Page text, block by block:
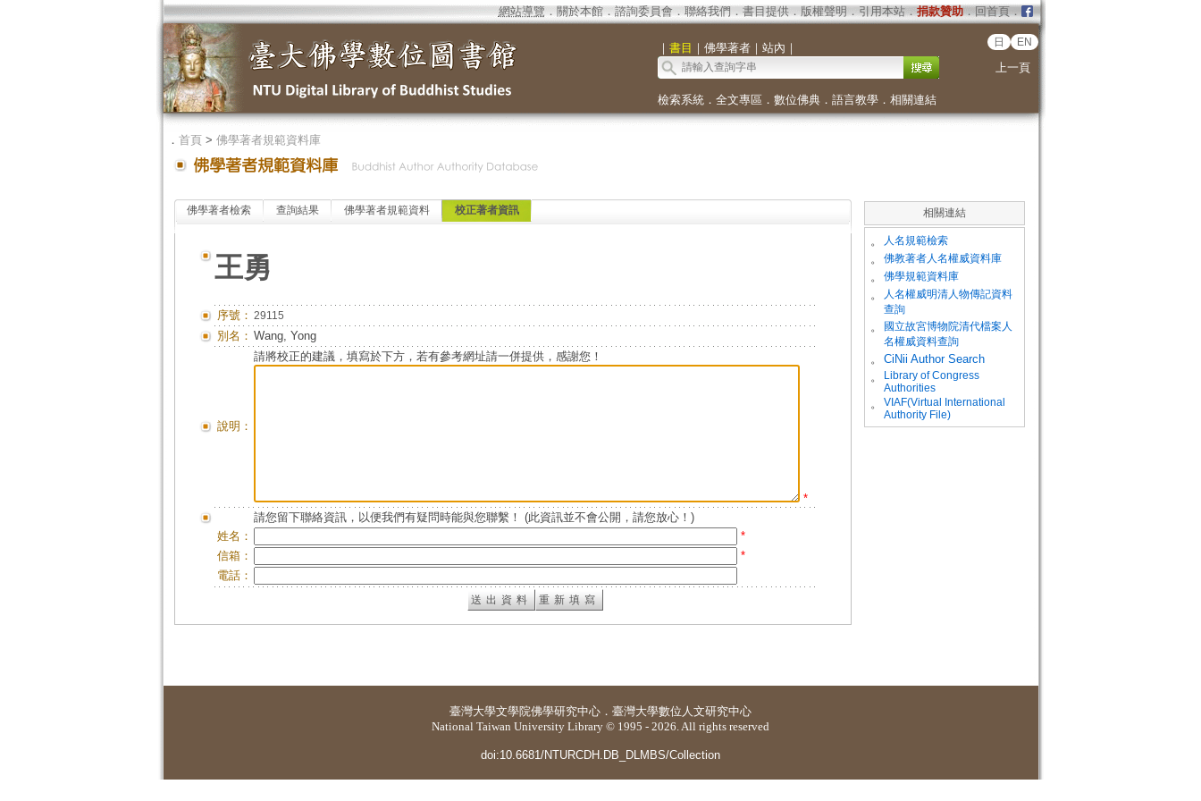
網站導覽 ． 關於本館． 諮詢委員會． 聯絡我們 ． 書目提供． 版權聲明 ． 引用本站． 捐款贊助．回首頁．
｜ 書目 ｜ 佛學著者｜ 站內 ｜ 日 EN
上一頁
檢索系統． 全文專區 ． 數位佛典． 語言教學． 相關連結
． 首頁> 佛學著者規範資料庫
佛學著者檢索 查詢結果 佛學著者規範資料 校正著者資訊
王勇
序號： 29115
別名： Wang, Yong
說明：
請將校正的建議，填寫於下方，若有參考網址請一併提供，感謝您！
*
請您留下聯絡資訊，以便我們有疑問時能與您聯繫！ (此資訊並不會公開，請您放心！)
姓名：
*
信箱：
*
電話：
相關連結
。 人名規範檢索
。 佛教著者人名權威資料庫
。 佛學規範資料庫
。
人名權威明清人物傳記資料
查詢
。
國立故宮博物院清代檔案人
名權威資料查詢
。
CiNii Author Search
。
Library of Congress
Authorities
。
VIAF(Virtual International
Authority File)
臺灣大學文學院佛學研究中心 ． 臺灣大學數位人文研究中心
National Taiwan University Library © 1995 - 2026. All rights reserved
doi:10.6681/NTURCDH.DB_DLMBS/Collection